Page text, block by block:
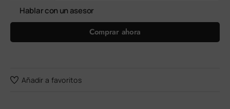
Hablar con un asesor
Comprar ahora
Añadir a favoritos